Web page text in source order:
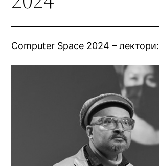
Computer Space 2024 – лектори: